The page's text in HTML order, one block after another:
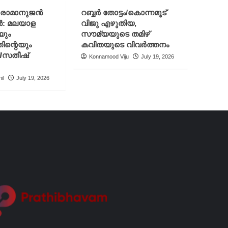
മലയാള
സതീഷ്
July 19, 2026
റബ്ബർ തോട്ടം/കൊന്നമൂട്
വിജു എഴുതിയ,
സൗമ്യയുടെ തമിഴ്
കവിതയുടെ വിവർത്തനം
Konnamood Viju July 19, 2026